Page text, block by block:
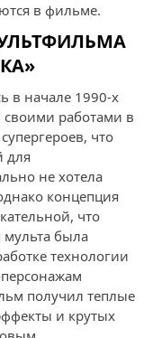
в фильме.
в начале 1990-х
своими работами в
что
для
не хотела
концепция
что
мульта была
технологии
получил теплые
и крутых